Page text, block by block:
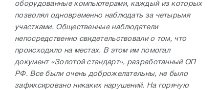
оборудованные компьютерами, каждый из которых
позволял одновременно наблюдать за четырьмя
участками. Общественные наблюдатели
непосредственно свидетельствовали о том, что
происходило на местах. В этом им помогал
документ «Золотой стандарт», разработанный ОП
РФ. Все были очень доброжелательны, не было
зафиксировано никаких нарушений. На горячую